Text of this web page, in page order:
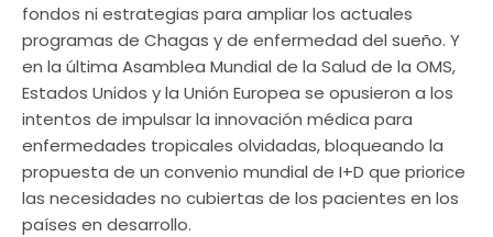
fondos ni estrategias para ampliar los actuales
programas de Chagas y de enfermedad del sueño. Y
en la última Asamblea Mundial de la Salud de la OMS,
Estados Unidos y la Unión Europea se opusieron a los
intentos de impulsar la innovación médica para
enfermedades tropicales olvidadas, bloqueando la
propuesta de un convenio mundial de I+D que priorice
las necesidades no cubiertas de los pacientes en los
países en desarrollo.